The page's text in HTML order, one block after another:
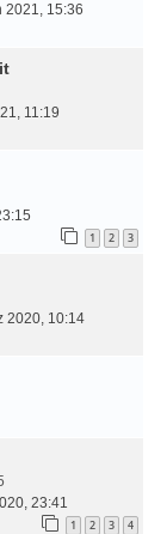
2021, 15:36
11:19
1 2 3
2020, 10:14
23:41
1 2 3 4